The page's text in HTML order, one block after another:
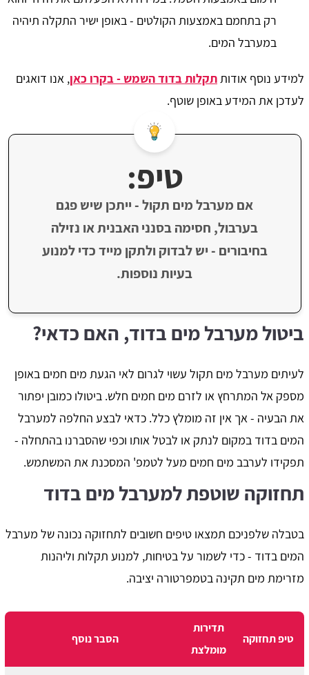
רק בתחמם באמצעות הקולטים - באופן ישיר התקלה תיהיה
במערבל המים.
למידע נוסף אודותתקלות בדוד השמש - בקרו כאן, אנו דואגים
לעדכן את המידע באופן שוטף.
טיפ:
אם מערבל מים תקול - ייתכן שיש פגם
בערבול, חסימה בסנני האבנית או נזילה
בחיבורים - יש לבדוק ולתקן מייד כדי למנוע
בעיות נוספות.
ביטול מערבל מים בדוד, האם כדאי?
לעיתים מערבל מים תקול עשוי לגרום לאי הגעת מים חמים באופן
מספק אל המתרחץ או לזרם מים חמים חלש. ביטולו כמובן יפתור
את הבעיה - אך אין זה מומלץ כלל. כדאי לבצע החלפה למערבל
המים בדוד במקום לנתק או לבטל אותו וכפי שהסברנו בהתחלה -
תפקידו לערבב מים חמים מעל לטמפ' המסכנת את המשתמש.
תחזוקה שוטפת למערבל מים בדוד
בטבלה שלפניכם תמצאו טיפים חשובים לתחזוקה נכונה של מערבל
המים בדוד - כדי לשמור על בטיחות, למנוע תקלות וליהנות
מזרימת מים תקינה בטמפרטורה יציבה.
טיפ תחזוקה
תדירות
מומלצת
הסבר נוסף